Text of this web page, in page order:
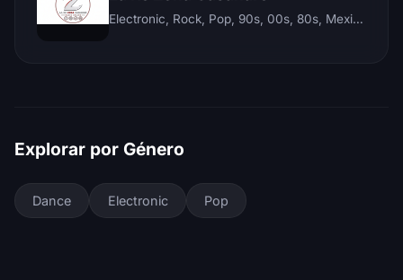
Electronic, Rock, Pop, 90s, 00s, 80s, Mexican, Ranchera, Reggaeton, Instrumental, Salsa, Merengue, Tropical, Romantic, Vallenato, Llanera
Explorar por Género
Dance Electronic Pop